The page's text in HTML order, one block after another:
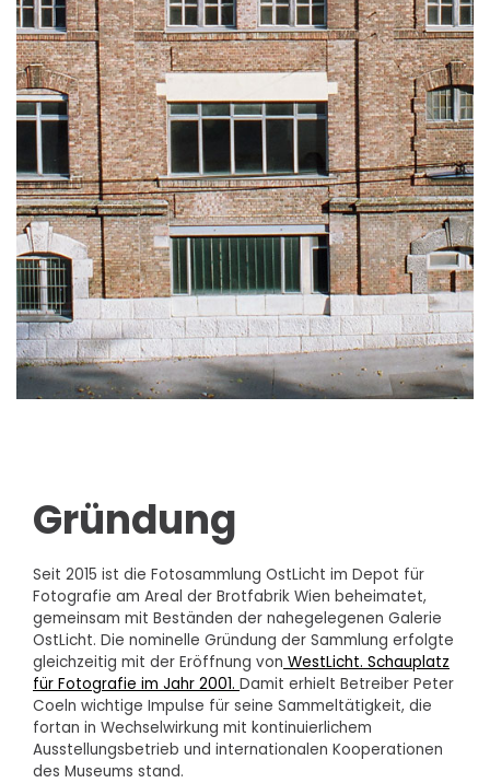
Gründung
Seit 2015 ist die Fotosammlung OstLicht im Depot für
Fotografie am Areal der Brotfabrik Wien beheimatet,
gemeinsam mit Beständen der nahegelegenen Galerie
OstLicht. Die nominelle Gründung der Sammlung erfolgte
gleichzeitig mit der Eröffnung von WestLicht. Schauplatz
für Fotografie im Jahr 2001. Damit erhielt Betreiber Peter
Coeln wichtige Impulse für seine Sammeltätigkeit, die
fortan in Wechselwirkung mit kontinuierlichem
Ausstellungsbetrieb und internationalen Kooperationen
des Museums stand.